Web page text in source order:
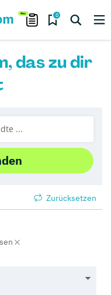
0
das zu dir
Zurücksetzen